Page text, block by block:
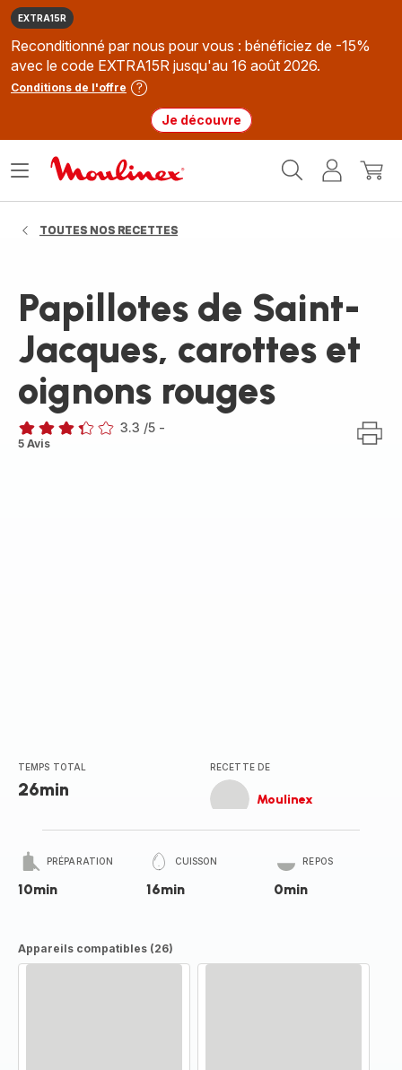
EXTRA15R
Reconditionné par nous pour vous : bénéficiez de -15%
avec le code EXTRA15R jusqu'au 16 août 2026.
Conditions de l'offre
Je découvre
MonMon
Ouvrir
TOUTES NOS RECETTES
Papillotes de Saint-
Jacques, carottes et
oignons rouges
ratings.3.3
3.3 /5 -
5 Avis
TEMPS TOTAL
26min
RECETTE DE
Moulinex
PRÉPARATION
10min
CUISSON
16min
REPOS
0min
Appareils compatibles (26)